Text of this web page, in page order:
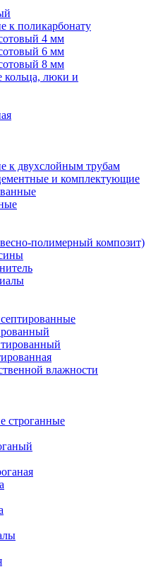
к поликарбонату
4 мм
6 мм
8 мм
кольца, люки и
к двухслойным трубам
и комплектующие
полимерный композит)
влажности
строганные